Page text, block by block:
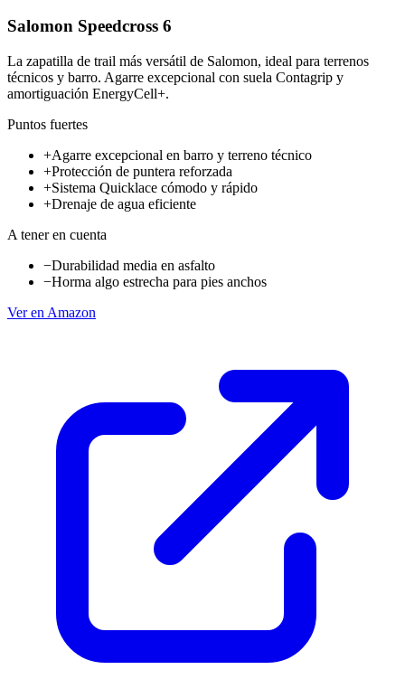
Salomon Speedcross 6
La zapatilla de trail más versátil de Salomon, ideal para terrenos
técnicos y barro. Agarre excepcional con suela Contagrip y
amortiguación EnergyCell+.
Puntos fuertes
+Agarre excepcional en barro y terreno técnico
+Protección de puntera reforzada
+Sistema Quicklace cómodo y rápido
+Drenaje de agua eficiente
A tener en cuenta
−Durabilidad media en asfalto
−Horma algo estrecha para pies anchos
Ver en Amazon